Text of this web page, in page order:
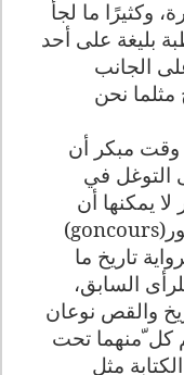
وكثيرًا ما لجأ
بليغة على أحد
الجانب
مثلما نحن
وقت مبكر أن
التوغل في
يمكنها أن
(goncours)
تاريخ ما
السابق،
والقص نوعان
كل ّمنهما تحت
مثل